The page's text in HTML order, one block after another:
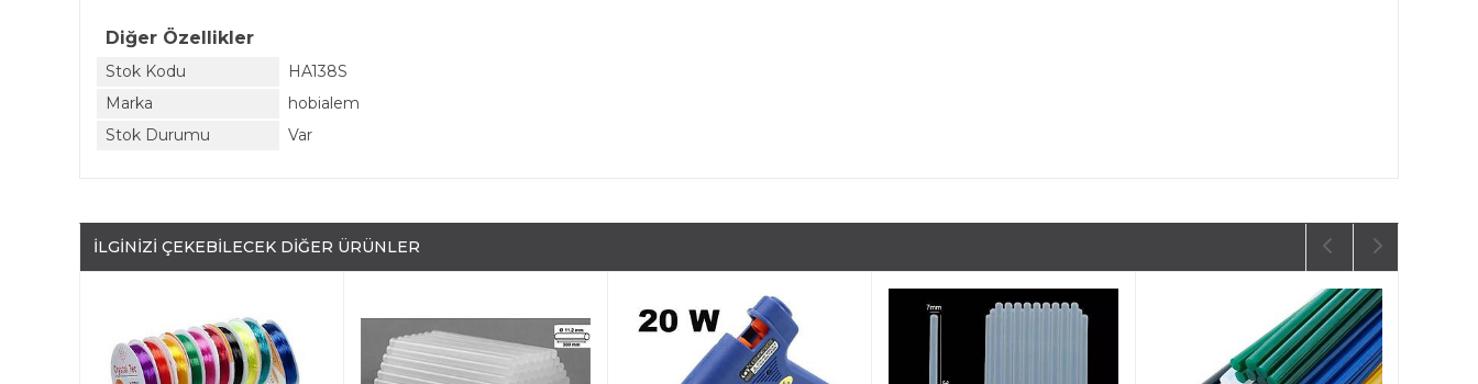
Diğer Özellikler
Stok Kodu
HA138S
Marka
hobialem
Stok Durumu
Var
İLGINIZI ÇEKEBILECEK DIĞER ÜRÜNLER